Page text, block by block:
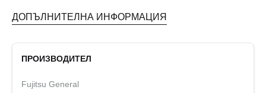
ДОПЪЛНИТЕЛНА ИНФОРМАЦИЯ
ПРОИЗВОДИТЕЛ
Fujitsu General